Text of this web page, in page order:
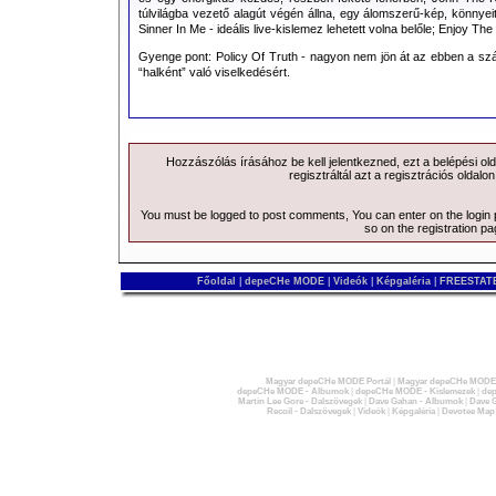
A következő linken egy rövidfilmet
koncertről:dM Live in Milan
A DVD tartalma:
01 A Pain That I’m Used To
03 A Question Of Time
07 Suffer Well
túlvilágba vezető alagút végén állna, egy álomszerű-kép,
Sinner In Me - ideális live-kislemez lehetett volna belőle; Enjoy
Gyenge pont: Policy Of Truth - nagyon nem jön át az ebben a
“halként” való viselkedésért.
Hozzászólás írásához be kell jelentkezned, ezt a belépési
regisztráltál azt a regisztrációs
You must be logged to post comments, You can enter on the login
so on the registration
Főoldal depeCHe MODE Videók Képgaléria
Magyar depeCHe MODE Portál
Magyar depeCHe
depeCHe MODE - Albumok| depeCHe MODE - Kislemezek|
Martin Lee Gore - Dalszövegek| Dave Gahan - Albumok|
Dave
Recoil - Dalszövegek| Videók| Képgaléria| Devotee Map